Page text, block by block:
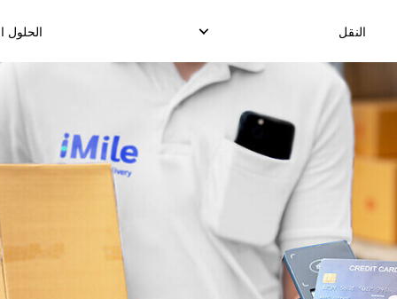
النقل الحلول
التوصيل المحلي السريع
توصيل الدرووب شيب المحلي
توصيل البضائع المحلية